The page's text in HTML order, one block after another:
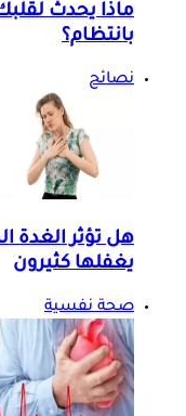
ماذا يحدث
بانتظام؟
نصائح
هل تؤثر الغدة
يغفلها كثيرون
صحة نفسية